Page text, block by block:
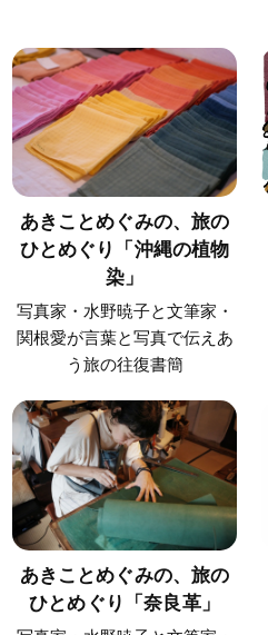
あきことめぐみの、旅の
ひとめぐり「沖縄の植物
染」
写真家・水野暁子と文筆家・
関根愛が言葉と写真で伝えあ
う旅の往復書簡
あきことめぐみの、旅の
ひとめぐり「奈良革」